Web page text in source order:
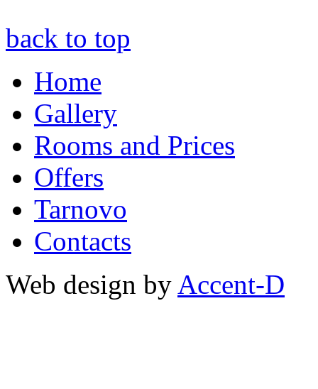
back to top
Home
Gallery
Rooms and Prices
Offers
Tarnovo
Contacts
Web design by Accent-D